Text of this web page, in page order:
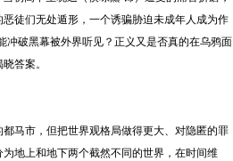
徒们无处遁形，一个诱骗胁迫未成年人成为作
冲破黑幕被外界听见？正义又是否真的在乌鸦面
答案。
马市，但把世界观格局做得更大、对隐匿的罪
地上和地下两个截然不同的世界，在时间维